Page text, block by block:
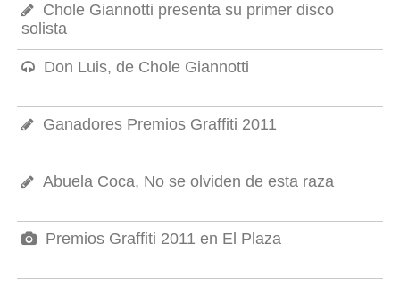
Chole Giannotti presenta su primer disco
solista
Don Luis, de Chole Giannotti
Ganadores Premios Graffiti 2011
Abuela Coca, No se olviden de esta raza
Premios Graffiti 2011 en El Plaza